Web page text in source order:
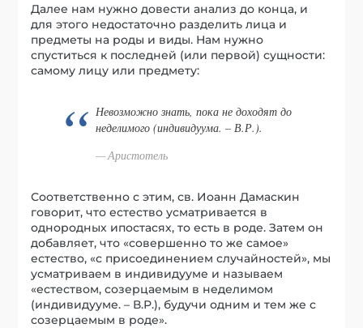
Далее нам нужно довести анализ до конца, и
для этого недостаточно разделить лица и
предметы на роды и виды. Нам нужно
спуститься к последней (или первой) сущности:
самому лицу или предмету:
Невозможно знать, пока не доходят до
неделимого (индивидуума. – В.Р.).
Аристотель
Соответственно с этим, св. Иоанн Дамаскин
говорит, что естество усматривается в
однородных ипостасях, то есть в роде. Затем он
добавляет, что «совершенно то же самое»
естество, «с присоединением случайностей», мы
усматриваем в индивидууме и называем
«естеством, созерцаемым в неделимом
(индивидууме. – В.Р.), будучи одним и тем же с
созерцаемым в роде».